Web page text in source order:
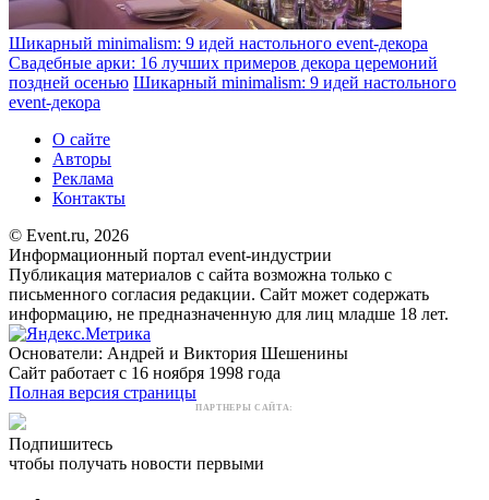
Шикарный minimalism: 9 идей настольного event-декора
Свадебные арки: 16 лучших примеров декора церемоний
поздней осенью Шикарный minimalism: 9 идей настольного
event-декора
О сайте
Авторы
Реклама
Контакты
© Event.ru, 2026
Информационный портал event-индустрии
Публикация материалов с сайта возможна только с
письменного согласия редакции. Сайт может содержать
информацию, не предназначенную для лиц младше 18 лет.
Основатели: Андрей и Виктория Шешенины
Сайт работает с 16 ноября 1998 года
Полная версия страницы
ПАРТНЕРЫ САЙТА:
Подпишитесь
чтобы получать новости первыми